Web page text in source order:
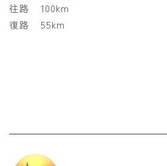
往路 100km
復路 55km